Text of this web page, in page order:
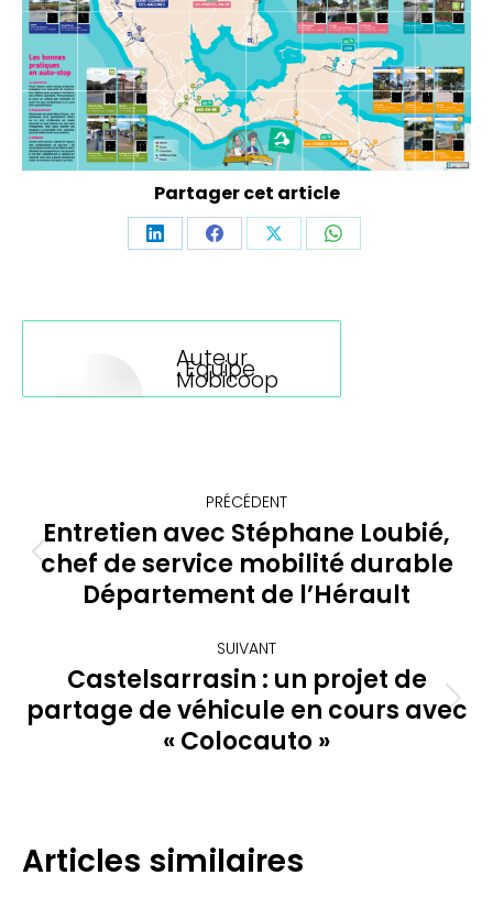
Partager cet article
PartagerPartagerPartagerPartager
Auteur
:Equipe
Mobicoop
Navigation
article PRÉCÉDENT
Article
précédent
Entretien avec Stéphane Loubié,
chef de service mobilité durable
Département de l’Hérault
SUIVANT
Article
suivant
:
Castelsarrasin : un projet de
partage de véhicule en cours avec
« Colocauto »
Articles similaires